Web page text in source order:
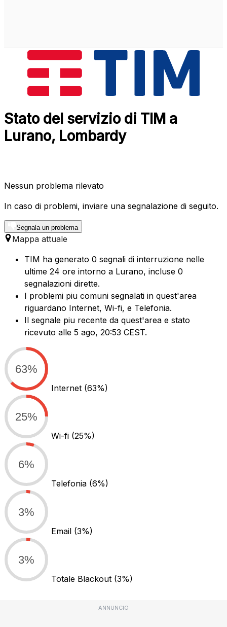
Stato del servizio di TIM a
Lurano, Lombardy
Nessun problema rilevato
In caso di problemi, inviare una segnalazione di seguito.
Segnala un problema
Mappa attuale
TIM ha generato 0 segnali di interruzione nelle
ultime 24 ore intorno a Lurano, incluse 0
segnalazioni dirette.
I problemi piu comuni segnalati in quest'area
riguardano Internet, Wi-fi, e Telefonia.
Il segnale piu recente da quest'area e stato
ricevuto alle 5 ago, 20:53 CEST.
63%
Internet (63%)
25%
Wi-fi (25%)
6%
Telefonia (6%)
3%
Email (3%)
3%
Totale Blackout (3%)
ANNUNCIO